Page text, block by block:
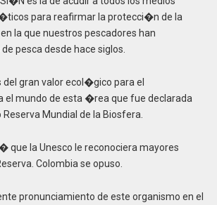
para reafirmar la protecci�n de la
la que nuestros pescadores han
pesca desde hace siglos.
gran valor ecol�gico para el
el mundo de esta �rea que fue declarada
Mundial de la Biosfera.
que la Unesco le reconociera mayores
Colombia se opuso.
pronunciamiento de este organismo en el